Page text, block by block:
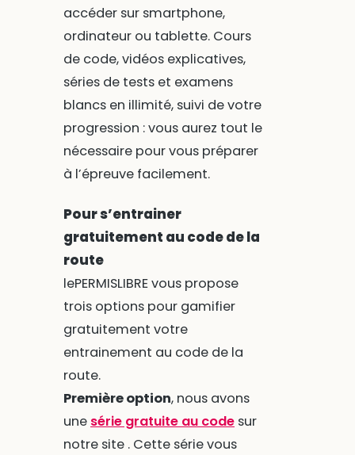
accéder sur smartphone,
ordinateur ou tablette. Cours
de code, vidéos explicatives,
séries de tests et examens
blancs en illimité, suivi de votre
progression : vous aurez tout le
nécessaire pour vous préparer
à l’épreuve facilement.
Pour s’entrainer
gratuitement au code de la
route
lePERMISLIBRE vous propose
trois options pour gamifier
gratuitement votre
entrainement au code de la
route.
Première option, nous avons
une série gratuite au codesur
notre site . Cette série vous